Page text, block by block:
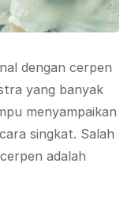
dengan cerpen
yang banyak
menyampaikan
singkat. Salah
adalah